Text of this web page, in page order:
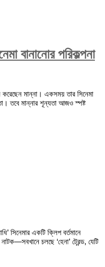
বানানোর পরিকল্পনা
করেছেন মান্না। একসময় তার সিনেমা
তবে মান্নার শূন্যতা আজও স্পষ্ট
সিনেমার একটি ক্লিপ বর্তমানে
চলছে ‘হেনা’ ট্রেন্ড, যেটি